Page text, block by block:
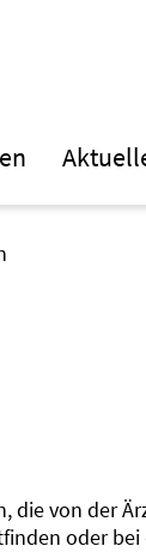
die von der
oder bei